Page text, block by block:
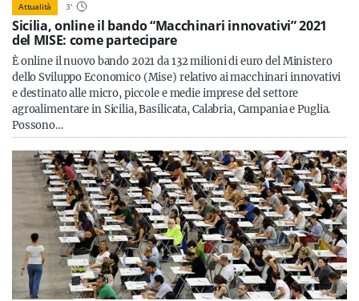
Attualità 3'
Sicilia, online il bando “Macchinari innovativi” 2021
del MISE: come partecipare
È online il nuovo bando 2021 da 132 milioni di euro del Ministero
dello Sviluppo Economico (Mise) relativo ai macchinari innovativi
e destinato alle micro, piccole e medie imprese del settore
agroalimentare in Sicilia, Basilicata, Calabria, Campania e Puglia.
Possono…